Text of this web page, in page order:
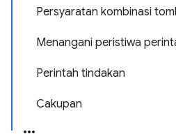
Persyaratan kombinasi
Menangani peristiwa
Perintah tindakan
Cakupan